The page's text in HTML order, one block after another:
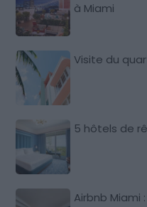
à Miami
Visite du
5 hôtels de
Airbnb